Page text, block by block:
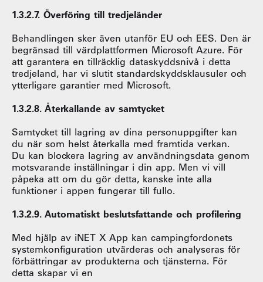
1.3.2.7. Överföring till tredjeländer
Behandlingen sker även utanför EU och EES. Den är
begränsad till värdplattformen Microsoft Azure. För
att garantera en tillräcklig dataskyddsnivå i detta
tredjeland, har vi slutit standardskyddsklausuler och
ytterligare garantier med Microsoft.
1.3.2.8. Återkallande av samtycket
Samtycket till lagring av dina personuppgifter kan
du när som helst återkalla med framtida verkan.
Du kan blockera lagring av användningsdata genom
motsvarande inställningar i din app. Men vi vill
påpeka att om du gör detta, kanske inte alla
funktioner i appen fungerar till fullo.
1.3.2.9. Automatiskt beslutsfattande och profilering
Med hjälp av iNET X App kan campingfordonets
systemkonfiguration utvärderas och analyseras för
förbättringar av produkterna och tjänsterna. För
detta skapar vi en